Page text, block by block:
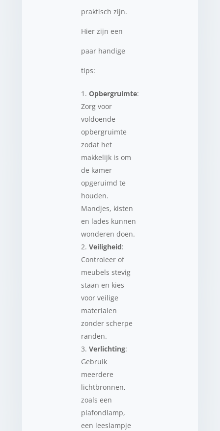
praktisch zijn.
Hier zijn een
paar handige
tips:
Opbergruimte:
Zorg voor
voldoende
opbergruimte
zodat het
makkelijk is om
de kamer
opgeruimd te
houden.
Mandjes, kisten
en lades kunnen
wonderen doen.
Veiligheid:
Controleer of
meubels stevig
staan en kies
voor veilige
materialen
zonder scherpe
randen.
Verlichting:
Gebruik
meerdere
lichtbronnen,
zoals een
plafondlamp,
een leeslampje